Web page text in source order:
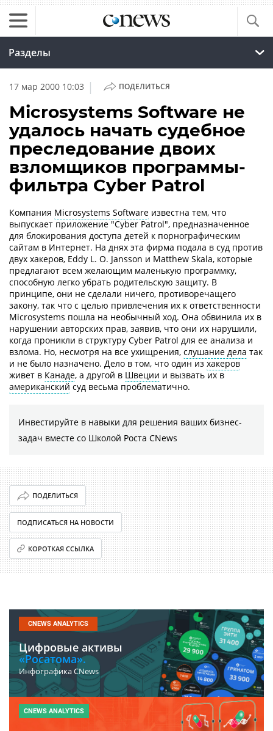
Разделы
17 мар 2000 10:03 | ПОДЕЛИТЬСЯ
Microsystems Software не
удалось начать судебное
преследование двоих
взломщиков программы-
фильтра Cyber Patrol
Компания Microsystems Software известна тем, что
выпускает приложение "Cyber Patrol", предназначенное
для блокирования доступа детей к порнографическим
сайтам в Интернет. На днях эта фирма подала в суд против
двух хакеров, Eddy L. O. Jansson и Matthew Skala, которые
предлагают всем желающим маленькую программку,
способную легко убрать родительскую защиту. В
принципе, они не сделали ничего, противоречащего
закону, так что с целью привлечения их к ответственности
Microsystems пошла на необычный ход. Она обвинила их в
нарушении авторских прав, заявив, что они их нарушили,
когда проникли в структуру Cyber Patrol для ее анализа и
взлома. Но, несмотря на все ухищрения, слушание дела так
и не было назначено. Дело в том, что один из хакеров
живет в Канаде, а другой в Швеции и вызвать их в
американский суд весьма проблематично.
Инвестируйте в навыки для решения ваших бизнес-
задач вместе со Школой Роста CNews
ПОДЕЛИТЬСЯ
ПОДПИСАТЬСЯ НА НОВОСТИ
КОРОТКАЯ ССЫЛКА
CNEWS ANALYTICS
Цифровые активы
«Росатома».
Инфографика CNews
CNEWS ANALYTICS